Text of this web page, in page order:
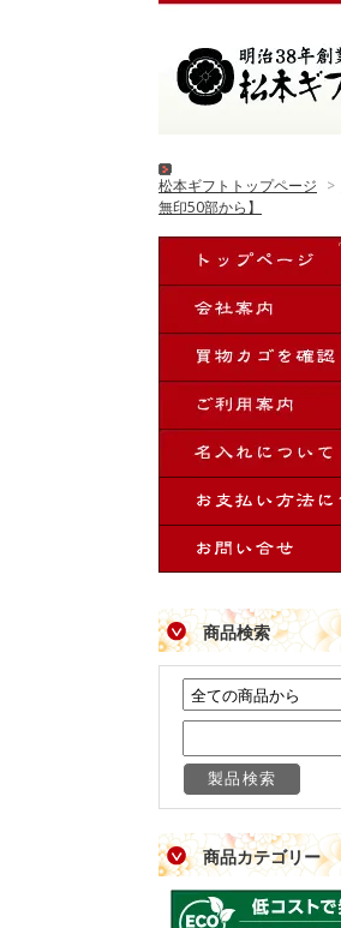
松本ギフトトップページ >
無印50部から】
商品検索
商品カテゴリー